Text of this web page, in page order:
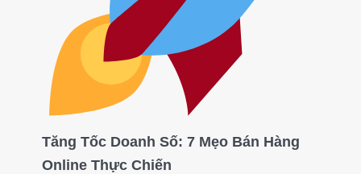
Tăng Tốc Doanh Số: 7 Mẹo Bán Hàng
Online Thực Chiến